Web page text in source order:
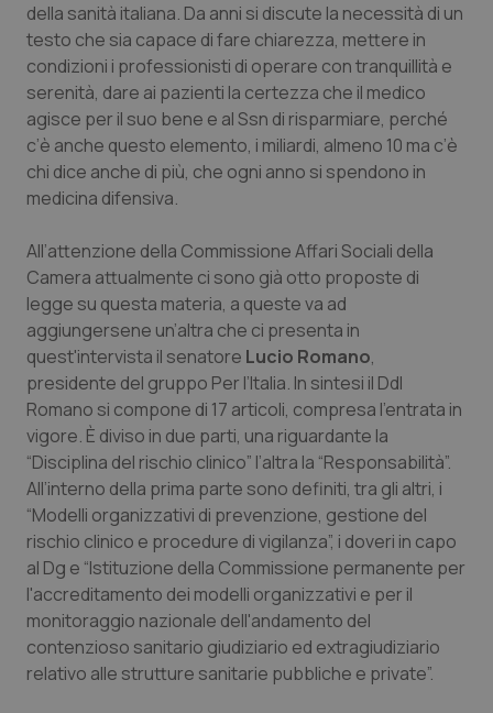
Campania
Emilia-Romagna
Friuli Venezia Giulia
Liguria
Lombardia
Marche
Molise
Piemonte
Provincia Autonoma di Bolzano
Provincia Autonoma di Trento
Puglia
Car-T
Colesterolo & coronaropatie
Dermatite Atopica
Disturbi dell’umore
Dolore
Donna & Salute
Epatiti
HIV
Infezioni & Febbre
Ipertensione & Scompenso
Malattie rare
della sanità italiana. Da anni si discute la necessità di un
testo che sia capace di fare chiarezza, mettere in
condizioni i professionisti di operare con tranquillità e
serenità, dare ai pazienti la certezza che il medico
agisce per il suo bene e al Ssn di risparmiare, perché
c’è anche questo elemento, i miliardi, almeno 10 ma c’è
chi dice anche di più, che ogni anno si spendono in
medicina difensiva.
All’attenzione della Commissione Affari Sociali della
Camera attualmente ci sono già otto proposte di
legge su questa materia, a queste va ad
aggiungersene un’altra che ci presenta in
quest'intervista il senatore Lucio Romano,
presidente del gruppo Per l’Italia. In sintesi il Ddl
Romano si compone di 17 articoli, compresa l’entrata in
vigore. È diviso in due parti, una riguardante la
“Disciplina del rischio clinico” l’altra la “Responsabilità”.
All’interno della prima parte sono definiti, tra gli altri, i
“Modelli organizzativi di prevenzione, gestione del
rischio clinico e procedure di vigilanza”, i doveri in capo
al Dg e “Istituzione della Commissione permanente per
l'accreditamento dei modelli organizzativi e per il
monitoraggio nazionale dell'andamento del
contenzioso sanitario giudiziario ed extragiudiziario
relativo alle strutture sanitarie pubbliche e private”.